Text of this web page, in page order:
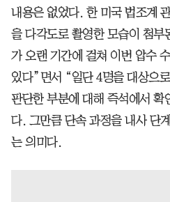
내용은 없었다. 한 미국 법조계
을 다각도로 촬영한 모습이 첨부
가 오랜 기간에 걸쳐 이번 압수
있다”면서 “일단 4명을 대상으
판단한 부분에 대해 즉석에서 확
다. 그만큼 단속 과정을 내사 단
는 의미다.